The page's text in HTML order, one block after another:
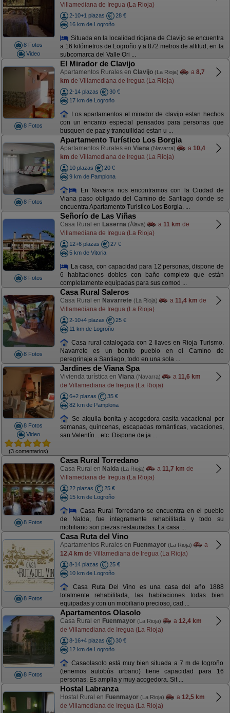
8 Fotos
Video
Villamediana de Iregua (La Rioja)
2-10+1 plazas
28 €
16 km de Logroño
Situada en la localidad riojana de Clavijo se encuentra
a 16 kilómetros de Logroño y a 872 metros de altitud, en la
subcomarca del Valle Ori ...
8 Fotos
El Mirador de Clavijo
Apartamentos Rurales en Clavijo (La Rioja) a 8,7
km de Villamediana de Iregua (La Rioja)
2-14 plazas
30 €
17 km de Logroño
Los apartamentos el mirador de clavijo estan hechos
con un encanto especial pensados para personas que
busquen de paz y tranquilidad estan u ...
8 Fotos
Apartamento Turístico Los Borgia
Apartamentos Rurales en Viana (Navarra) a 10,4
km de Villamediana de Iregua (La Rioja)
10 plazas
20 €
9 km de Pamplona
En Navarra nos encontramos con la Ciudad de
Viana paso obligado del Camino de Santiago donde se
encuentra Apartamento Turistico Los Borgia. ...
8 Fotos
Señorío de Las Viñas
Casa Rural en Laserna (Álava) a 11 km de
Villamediana de Iregua (La Rioja)
12+6 plazas
27 €
5 km de Vitoria
La casa, con capacidad para 12 personas, dispone de
6 habitaciones dobles con baño completo que están
completamente equipadas para sus comod ...
8 Fotos
Casa Rural Saleros
Casa Rural en Navarrete (La Rioja) a 11,4 km de
Villamediana de Iregua (La Rioja)
2-10+4 plazas
25 €
11 km de Logroño
Casa rural catalogada con 2 llaves en Rioja Turismo.
Navarrete es un bonito pueblo en el Camino de
peregrinaje a Santiago, todo en una sola ...
8 Fotos
Video
(3 comentarios)
Jardines de Viana Spa
Vivienda turística en Viana (Navarra) a 11,6 km
de Villamediana de Iregua (La Rioja)
6+2 plazas
35 €
82 km de Pamplona
Se alquila bonita y acogedora casita vacacional por
semanas, quincenas, escapadas románticas, vacaciones,
san Valentín... etc. Dispone de ja ...
8 Fotos
Casa Rural Torredano
Casa Rural en Nalda (La Rioja) a 11,7 km de
Villamediana de Iregua (La Rioja)
22 plazas
25 €
15 km de Logroño
Casa Rural Torredano se encuentra en el pueblo
de Nalda, fue integramente rehabilitada y todo su
mobiliario son piezas restauradas. La casa ...
8 Fotos
Casa Ruta del Vino
Apartamentos Rurales en Fuenmayor (La Rioja)
a
12,4 km de Villamediana de Iregua (La Rioja)
8-14 plazas
25 €
10 km de Logroño
Casa Ruta Del Vino es una casa del año 1888
totalmente rehabilitada, las habitaciones todas bien
equipadas y con un mobiliario precioso, cad ...
8 Fotos
Apartamentos Olasolo
Casa Rural en Fuenmayor (La Rioja) a 12,4 km
de Villamediana de Iregua (La Rioja)
8-16+4 plazas
30 €
12 km de Logroño
Casaolasolo está muy bien situada a 7 m de logroño
(tenemos autobús urbano) tiene capacidad para 16
personas. Es amplia y muy acogedora. Sit ...
Hostal Labranza
Hostal Rural en Fuenmayor (La Rioja) a 12,5 km
de Villamediana de Iregua (La Rioja)